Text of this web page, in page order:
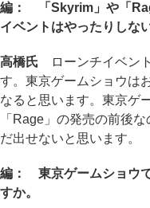
編： 「Skyrim」や「
イベントはやったりしな
高橋氏 ローンチイベン
す。東京ゲームショウは
なると思います。東京ゲ
「Rage」の発売の前後
だ出せないと思います。
編： 東京ゲームショウ
すか。